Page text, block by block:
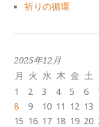
祈りの循環
2025年12月
月
火 水 木 金 土
1
2 3 4 5 6
8
9 10 11 12 13
15 16 17 18 19 20